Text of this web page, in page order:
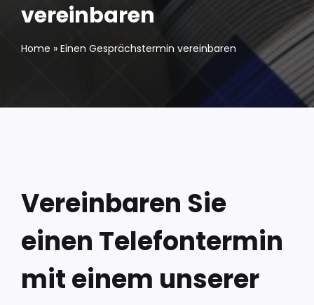
Schneiden und Bearbeitung Stahl
vereinbaren
Home » Einen Gesprächstermin vereinbaren
Vereinbaren Sie
einen Telefontermin
mit einem unserer